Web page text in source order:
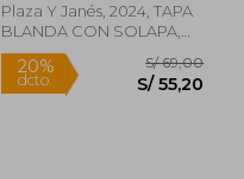
Plaza Y Janés, 2024, TAPA
BLANDA CON SOLAPA,
Nuevo